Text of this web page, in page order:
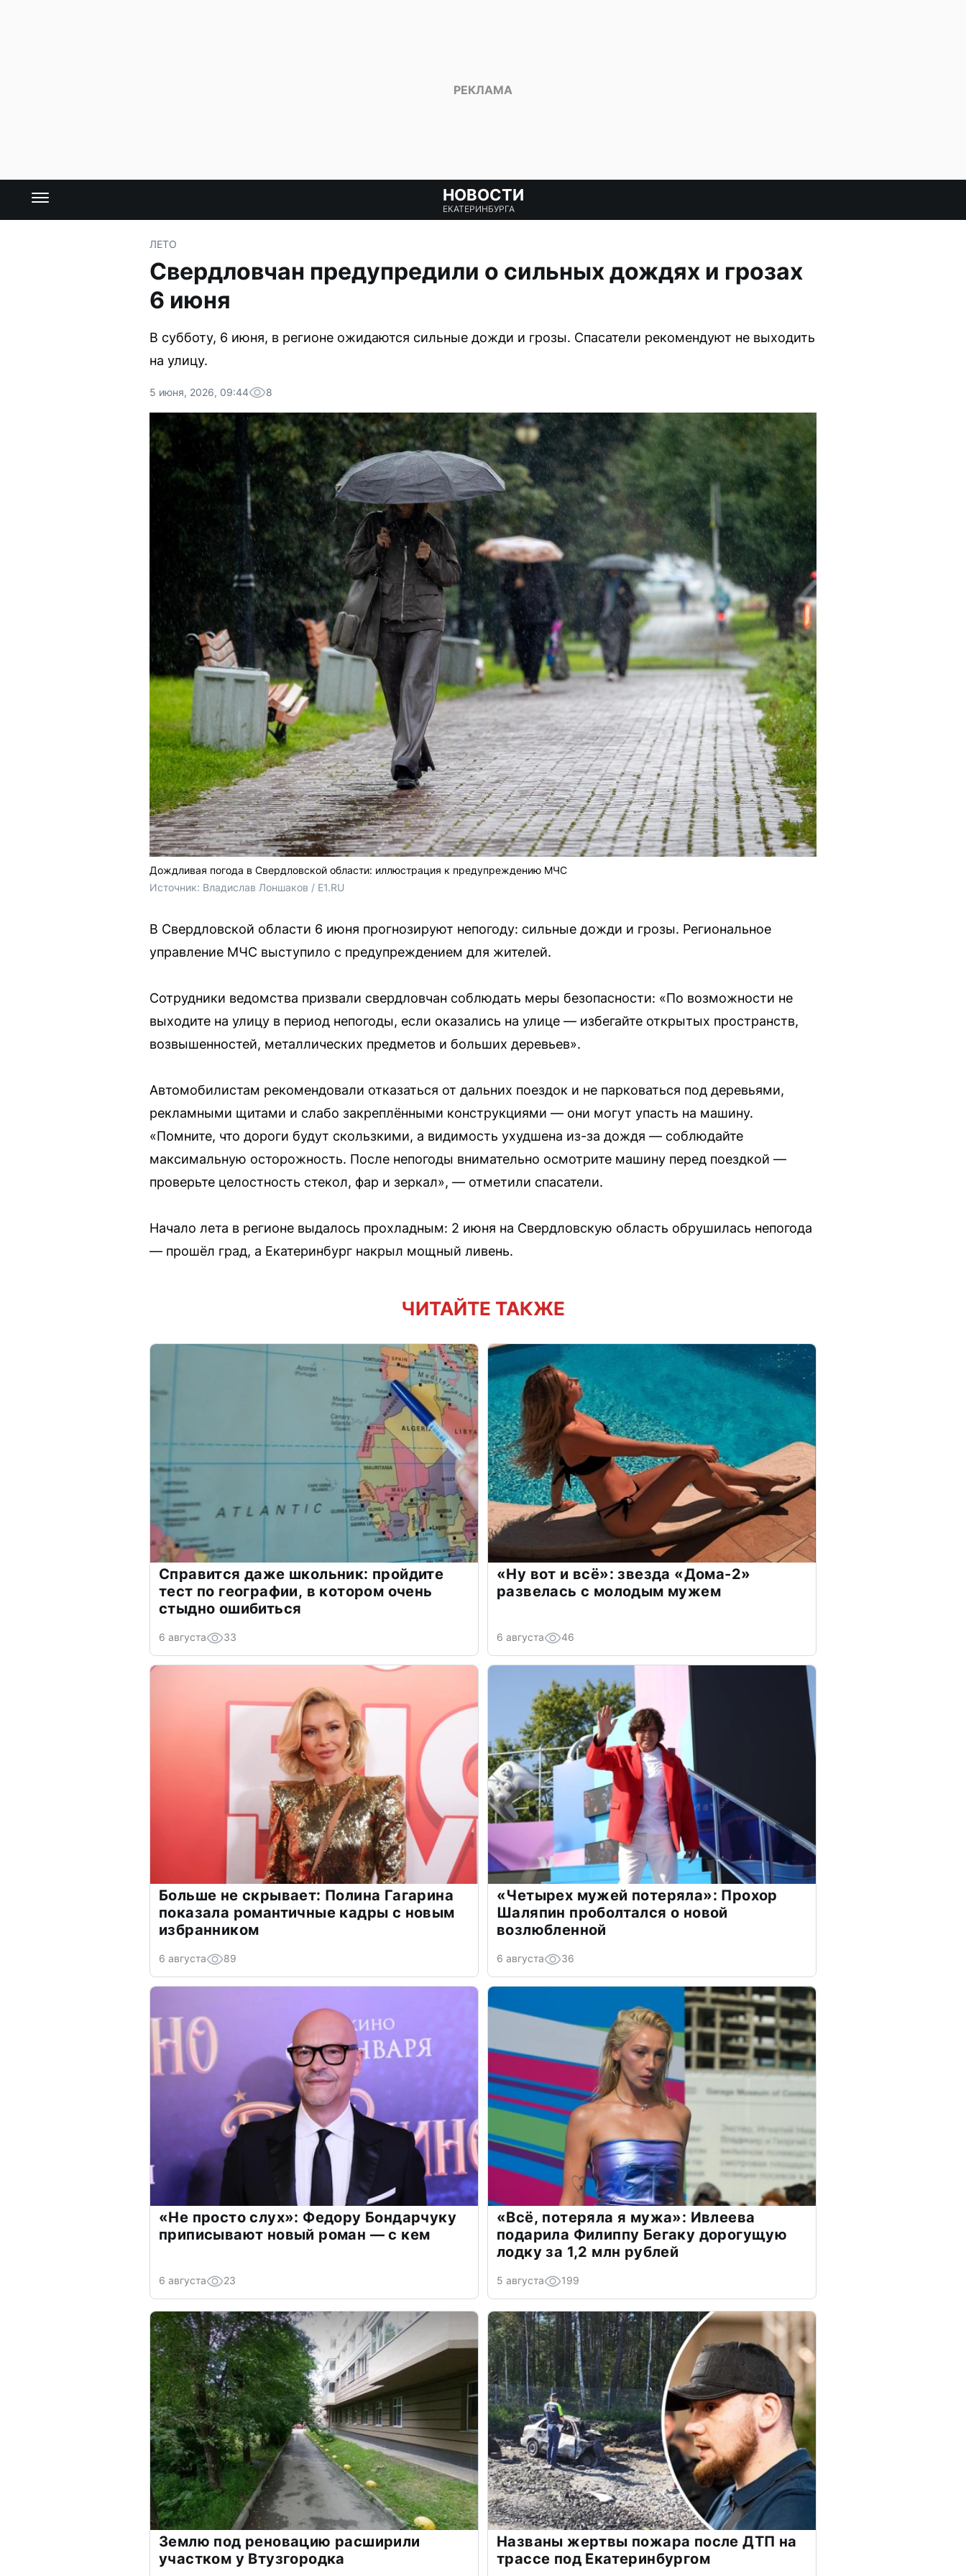
НОВОСТИ
ЕКАТЕРИНБУРГА
ЛЕТО
Свердловчан предупредили о сильных дождях и грозах
6 июня
В субботу, 6 июня, в регионе ожидаются сильные дожди и грозы. Спасатели рекомендуют не выходить
на улицу.
5 июня, 2026, 09:44 8
Дождливая погода в Свердловской области: иллюстрация к предупреждению МЧС
Источник: Владислав Лоншаков / E1.RU
В Свердловской области 6 июня прогнозируют непогоду: сильные дожди и грозы. Региональное
управление МЧС выступило с предупреждением для жителей.
Сотрудники ведомства призвали свердловчан соблюдать меры безопасности: «По возможности не
выходите на улицу в период непогоды, если оказались на улице — избегайте открытых пространств,
возвышенностей, металлических предметов и больших деревьев».
Автомобилистам рекомендовали отказаться от дальних поездок и не парковаться под деревьями,
рекламными щитами и слабо закреплёнными конструкциями — они могут упасть на машину.
«Помните, что дороги будут скользкими, а видимость ухудшена из-за дождя — соблюдайте
максимальную осторожность. После непогоды внимательно осмотрите машину перед поездкой —
проверьте целостность стекол, фар и зеркал», — отметили спасатели.
Начало лета в регионе выдалось прохладным: 2 июня на Свердловскую область обрушилась непогода
— прошёл град, а Екатеринбург накрыл мощный ливень.
ЧИТАЙТЕ ТАКЖЕ
Справится даже школьник: пройдите
тест по географии, в котором очень
стыдно ошибиться
6 августа 33
«Ну вот и всё»: звезда «Дома-2»
развелась с молодым мужем
6 августа 46
Больше не скрывает: Полина Гагарина
показала романтичные кадры с новым
избранником
6 августа 89
«Четырех мужей потеряла»: Прохор
Шаляпин проболтался о новой
возлюбленной
6 августа 36
«Не просто слух»: Федору Бондарчуку
приписывают новый роман — с кем
6 августа 23
«Всё, потеряла я мужа»: Ивлеева
подарила Филиппу Бегаку дорогущую
лодку за 1,2 млн рублей
5 августа 199
Землю под реновацию расширили
участком у Втузгородка
Названы жертвы пожара после ДТП на
трассе под Екатеринбургом